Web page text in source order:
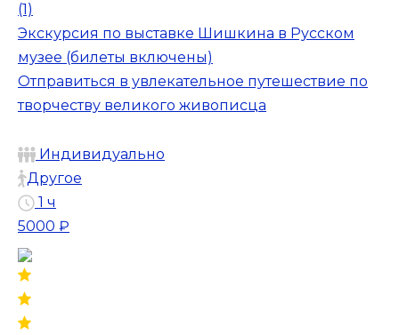
(1)
Экскурсия по выставке Шишкина в Русском
музее (билеты включены)
Отправиться в увлекательное путешествие по
творчеству великого живописца
Индивидуально
Другое
1 ч
5000 ₽